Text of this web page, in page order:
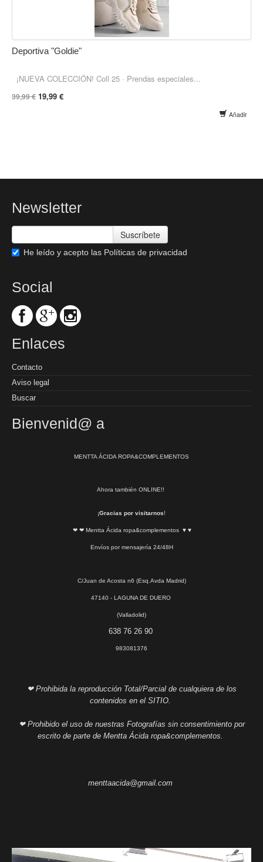
Deportiva "Goldie"
¡NUEVA COLECCIÓN! Coll 25 · Prendas especiales...
39,99 € 19,99 €
Añadir
Newsletter
Suscríbete
He leído y acepto las Políticas de privacidad
Social
Enlaces
Contacto
Aviso legal
Buscar
Bienvenid@ a
MENTTA ÁCIDA ROPA&COMPLEMENTOS
Ahora también ONLINE!!
¡Gracias por visitarnos!
❤ ❤ Mentta Ácida ropa&complementos ♥ ♥
Envíos por mensajería 24/48H
C/Juan de Acosta n6 (Esq.Avda Madrid)
47140 - LAGUNA DE DUERO
(Valladolid)
638 76 26 90
983081376
❤ Prohibida la reproducción Total/Parcial de cualquiera de los
contenidos en el SITIO.
❤ Prohibido el uso de nuestras Fotografías sin consentimiento por
escrito de parte de Mentta Ácida ropa&complementos.
menttaacida@gmail.com